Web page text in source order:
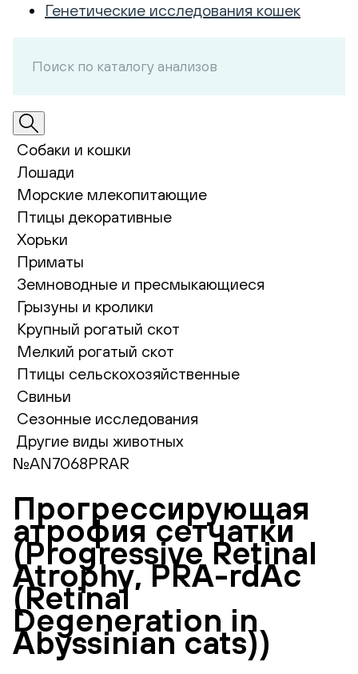
Генетические исследования кошек
Собаки и кошки
Лошади
Морские млекопитающие
Птицы декоративные
Хорьки
Приматы
Земноводные и пресмыкающиеся
Грызуны и кролики
Крупный рогатый скот
Мелкий рогатый скот
Птицы сельскохозяйственные
Свиньи
Сезонные исследования
Другие виды животных
№AN7068PRAR
Прогрессирующая
атрофия сетчатки
(Progressive Retinal
Atrophy, PRA-rdAc
(Retinal
Degeneration in
Abyssinian cats))